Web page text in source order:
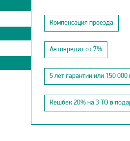
Компенсация проезда
Автокредит от 7%
5 лет гарантии или 150 000
Кешбек 20% на 3 ТО в